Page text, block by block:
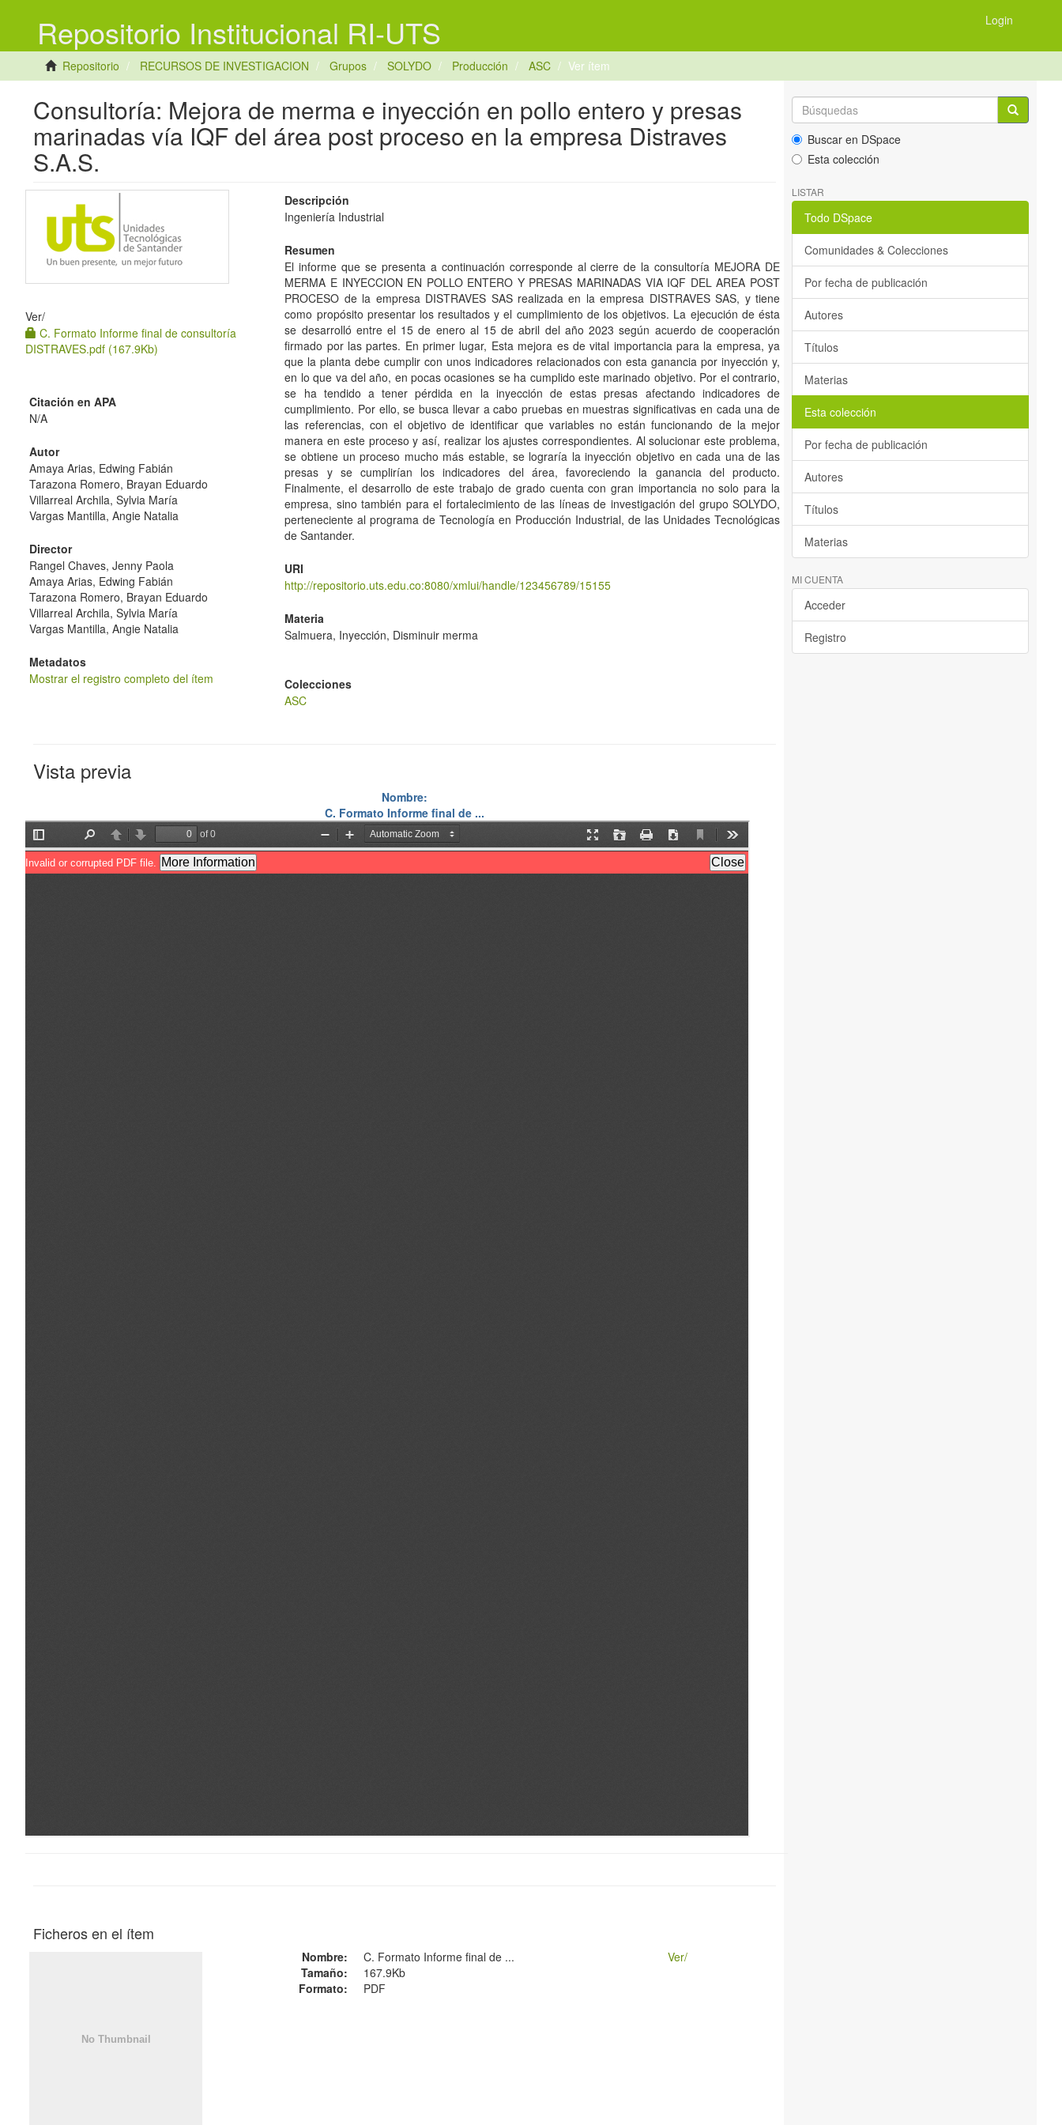
Repositorio Institucional RI-UTS Login
Repositorio RECURSOS DE INVESTIGACION Grupos SOLYDO Producción ASC Ver ítem
Consultoría: Mejora de merma e inyección en pollo entero y presas
marinadas vía IQF del área post proceso en la empresa Distraves
S.A.S.
Ver/
C. Formato Informe final de consultoría
DISTRAVES.pdf (167.9Kb)
Citación en APA
N/A
Autor
Amaya Arias, Edwing Fabián
Tarazona Romero, Brayan Eduardo
Villarreal Archila, Sylvia María
Vargas Mantilla, Angie Natalia
Director
Rangel Chaves, Jenny Paola
Amaya Arias, Edwing Fabián
Tarazona Romero, Brayan Eduardo
Villarreal Archila, Sylvia María
Vargas Mantilla, Angie Natalia
Metadatos
Mostrar el registro completo del ítem
Descripción
Ingeniería Industrial
Resumen
El informe que se presenta a continuación corresponde al cierre de la consultoría MEJORA DE
MERMA E INYECCION EN POLLO ENTERO Y PRESAS MARINADAS VIA IQF DEL AREA POST
PROCESO de la empresa DISTRAVES SAS realizada en la empresa DISTRAVES SAS, y tiene
como propósito presentar los resultados y el cumplimiento de los objetivos. La ejecución de ésta
se desarrolló entre el 15 de enero al 15 de abril del año 2023 según acuerdo de cooperación
firmado por las partes. En primer lugar, Esta mejora es de vital importancia para la empresa, ya
que la planta debe cumplir con unos indicadores relacionados con esta ganancia por inyección y,
en lo que va del año, en pocas ocasiones se ha cumplido este marinado objetivo. Por el contrario,
se ha tendido a tener pérdida en la inyección de estas presas afectando indicadores de
cumplimiento. Por ello, se busca llevar a cabo pruebas en muestras significativas en cada una de
las referencias, con el objetivo de identificar que variables no están funcionando de la mejor
manera en este proceso y así, realizar los ajustes correspondientes. Al solucionar este problema,
se obtiene un proceso mucho más estable, se lograría la inyección objetivo en cada una de las
presas y se cumplirían los indicadores del área, favoreciendo la ganancia del producto.
Finalmente, el desarrollo de este trabajo de grado cuenta con gran importancia no solo para la
empresa, sino también para el fortalecimiento de las líneas de investigación del grupo SOLYDO,
perteneciente al programa de Tecnología en Producción Industrial, de las Unidades Tecnológicas
de Santander.
URI
http://repositorio.uts.edu.co:8080/xmlui/handle/123456789/15155
Materia
Salmuera, Inyección, Disminuir merma
Colecciones
ASC
Vista previa
Nombre:
C. Formato Informe final de ...
Ficheros en el ítem
Nombre:
C. Formato Informe final de ...
Tamaño:
167.9Kb
Formato:
PDF
Ver/
Buscar en DSpace
Esta colección
LISTAR
Todo DSpace
Comunidades & Colecciones
Por fecha de publicación
Autores
Títulos
Materias
Esta colección
Por fecha de publicación
Autores
Títulos
Materias
MI CUENTA
Acceder
Registro